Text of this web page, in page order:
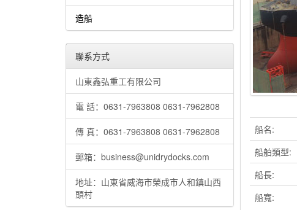
造船
聯系方式
山東鑫弘重工有限公司
電 話：0631-7963808 0631-7962808
傳 真：0631-7963808 0631-7962808
郵箱：business@unidrydocks.com
地址：山東省威海市榮成市人和鎮山西
頭村
船名:
船舶類型:
船長:
船寬: